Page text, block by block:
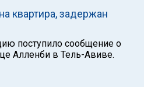
квартира, задержан
поступило сообщение о
Алленби в Тель-Авиве.